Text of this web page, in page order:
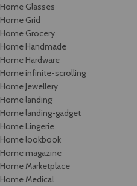
Home Glasses
Home Grid
Home Grocery
Home Handmade
Home Hardware
Home infinite-scrolling
Home Jewellery
Home landing
Home landing-gadget
Home Lingerie
Home lookbook
Home magazine
Home Marketplace
Home Medical